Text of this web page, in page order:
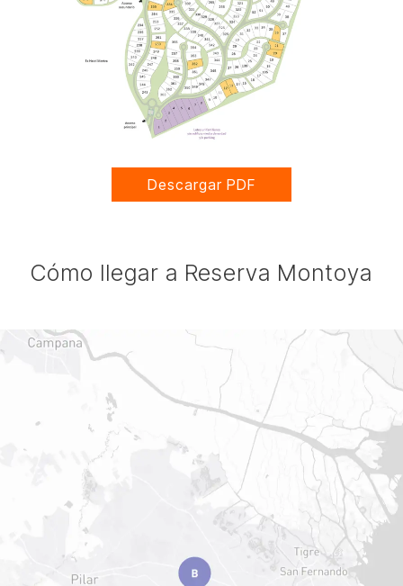
Descargar PDF
Cómo llegar a Reserva Montoya